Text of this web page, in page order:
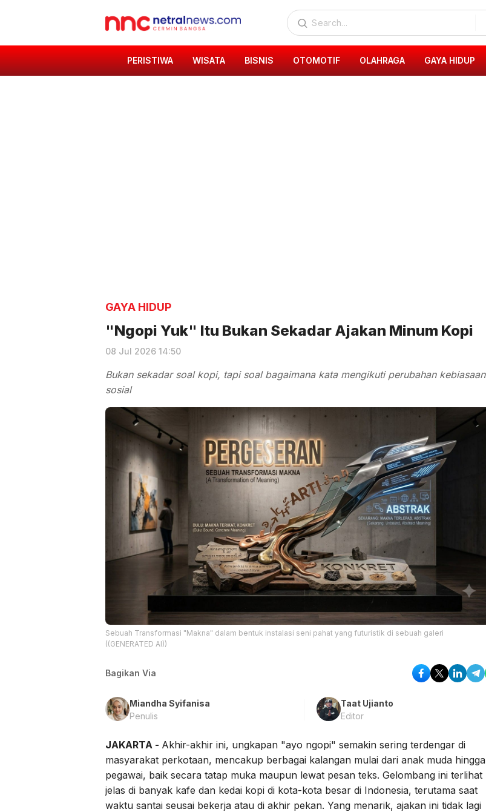
PERISTIWA WISATA BISNIS OTOMOTIF OLAHRAGA GAYA HIDUP
GAYA HIDUP
"Ngopi Yuk" Itu Bukan Sekadar Ajakan Minum Kopi
08 Jul 2026 14:50
Bukan sekadar soal kopi, tapi soal bagaimana kata mengikuti perubahan kebiasaan
sosial
Sebuah Transformasi "Makna" dalam bentuk instalasi seni pahat yang futuristik di sebuah galeri
((GENERATED AI))
Bagikan Via
Miandha Syifanisa
Penulis
Taat Ujianto
Editor
JAKARTA - Akhir-akhir ini, ungkapan "ayo ngopi" semakin sering terdengar di
masyarakat perkotaan, mencakup berbagai kalangan mulai dari anak muda hingga
pegawai, baik secara tatap muka maupun lewat pesan teks. Gelombang ini terlihat
jelas di banyak kafe dan kedai kopi di kota-kota besar di Indonesia, terutama saat
waktu santai seusai bekerja atau di akhir pekan. Yang menarik, ajakan ini tidak lagi